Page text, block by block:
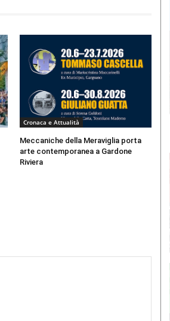
Cronaca e Attualità
Meccaniche della Meraviglia porta
arte contemporanea a Gardone
Riviera